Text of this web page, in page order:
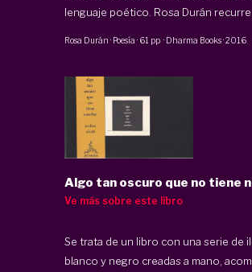
lenguaje poético. Rosa Durán recurre
Rosa Durán · Poesía · 61 pp · Dharma Books·2016
Algo tan oscuro que no tiene
Ve más sobre este libro
Se trata de un libro con una serie de
blanco y negro creadas a mano,